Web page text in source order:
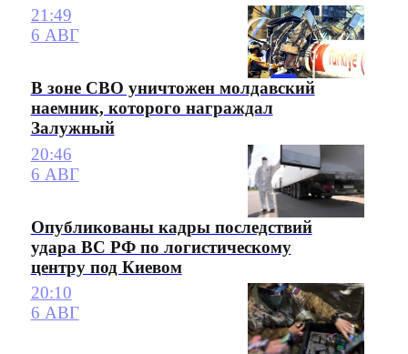
21:49
6 АВГ
В зоне СВО уничтожен молдавский
наемник, которого награждал
Залужный
20:46
6 АВГ
Опубликованы кадры последствий
удара ВС РФ по логистическому
центру под Киевом
20:10
6 АВГ